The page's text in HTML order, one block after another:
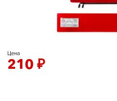
Цена
210 ₽